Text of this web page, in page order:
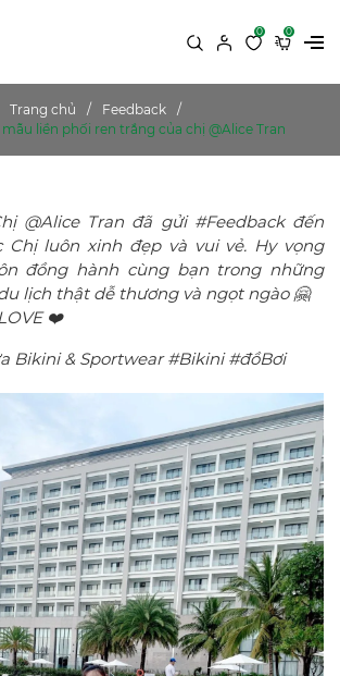
0 0
Trang chủ
Feedback
liền phối ren trắng của chị @Alice Tran
@Alice Tran đã gửi #Feedback đến
Chị luôn xinh đẹp và vui vẻ. Hy vọng
đồng hành cùng bạn trong những
lịch thật dễ thương và ngọt ngào 🤗
❤️
Bikini & Sportwear #Bikini #đồBơi